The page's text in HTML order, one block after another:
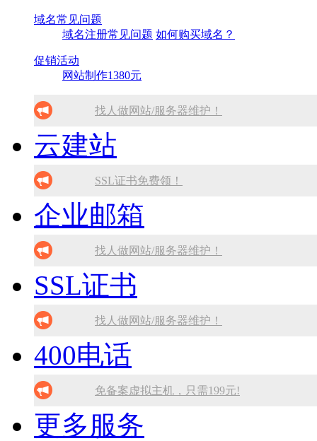
域名常见问题
域名注册常见问题 如何购买域名？
促销活动
网站制作1380元
找人做网站/服务器维护！
SSL证书免费领！
腾讯企业邮箱 买多少送多少！
免备案虚拟主机，只需199元!
云建站
SSL证书免费领！
腾讯企业邮箱 买多少送多少！
免备案虚拟主机，只需199元!
10分钟做网站 只需1380元！
企业邮箱
找人做网站/服务器维护！
SSL证书免费领！
腾讯企业邮箱 买多少送多少！
免备案虚拟主机，只需199元!
SSL证书
找人做网站/服务器维护！
SSL证书免费领！
腾讯企业邮箱 买多少送多少！
免备案虚拟主机，只需199元!
400电话
免备案虚拟主机，只需199元!
10分钟做网站 只需1380元！
更多服务